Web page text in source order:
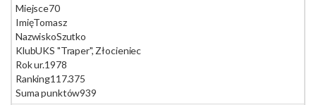
Miejsce70
ImięTomasz
NazwiskoSzutko
KlubUKS "Traper", Złocieniec
Rok ur.1978
Ranking117.375
Suma punktów939